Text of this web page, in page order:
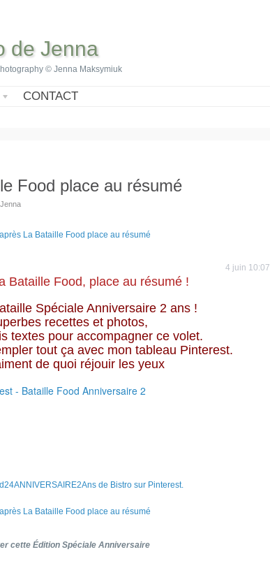
de Jenna
© Jenna Maksymiuk
CONTACT
Food place au résumé
4 juin 10:07
Bataille Food, place au résumé !
Spéciale Anniversaire 2 ans !
recettes et photos,
textes pour accompagner ce volet.
tout ça avec mon tableau Pinterest.
de quoi réjouir les yeux
- Bataille Food Anniversaire 2
de Bistro sur Pinterest.
cette Édition Spéciale Anniversaire